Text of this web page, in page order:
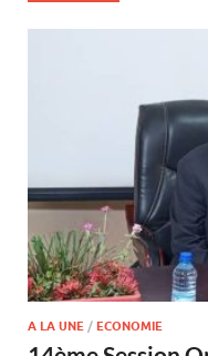
A LA UNE / ECONOMIE